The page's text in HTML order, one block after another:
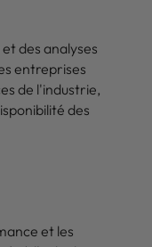
des analyses
entreprises
de l'industrie,
des
et les